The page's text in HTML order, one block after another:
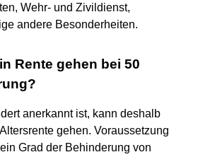
Wehr- und Zivildienst,
andere Besonderheiten.
Rente gehen bei 50
anerkannt ist, kann deshalb
gehen. Voraussetzung
Grad der Behinderung von